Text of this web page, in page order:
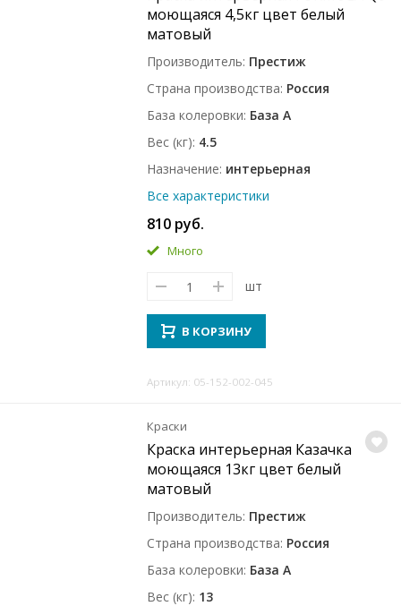
моющаяся 4,5кг цвет белый
матовый
Производитель Престиж
Страна производства Россия
База колеровки База A
Вес (кг) 4.5
Назначение интерьерная
Все характеристики
810 руб.
Много
шт
В КОРЗИНУ
Артикул: 05-152-002-045
Краски
Краска интерьерная Казачка
моющаяся 13кг цвет белый
матовый
Производитель Престиж
Страна производства Россия
База колеровки База A
Вес (кг) 13